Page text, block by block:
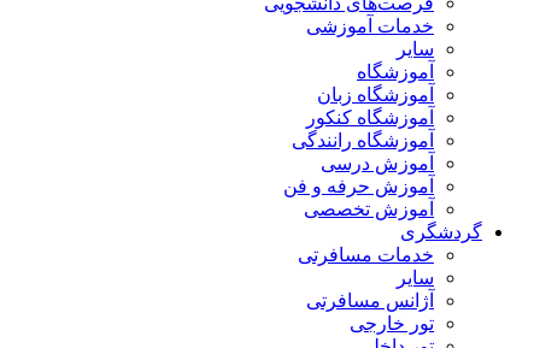
خدمات آموزشی
سایر
آموزشگاه
آموزشگاه زبان
آموزشگاه کنکور
آموزشگاه رانندگی
آموزش درسی
آموزش حرفه و فن
آموزش تخصصی
گردشگری
خدمات مسافرتی
سایر
آژانس مسافرتی
تور خارجی